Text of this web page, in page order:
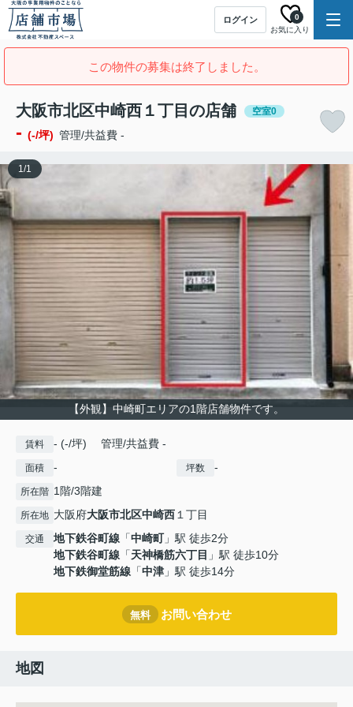
ログイン
お気に入り
0
この物件の募集は終了しました。
大阪市北区中崎西１丁目の店舗 空室0
- (-/坪) 管理/共益費 -
【外観】中崎町エリアの1階店舗物件です。
1/1
賃料 - (-/坪) 管理/共益費 -
面積 - 坪数 -
所在階 1階/3階建
所在地 大阪府大阪市北区中崎西１丁目
交通 地下鉄谷町線 「中崎町」駅 徒歩2分
地下鉄谷町線 「天神橋筋六丁目 」駅 徒歩10分
地下鉄御堂筋線 「中津 」駅 徒歩14分
無料 お問い合わせ
地図